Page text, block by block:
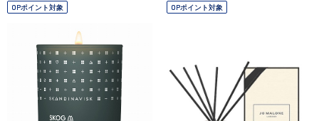
OPポイント対象 OPポイント対象